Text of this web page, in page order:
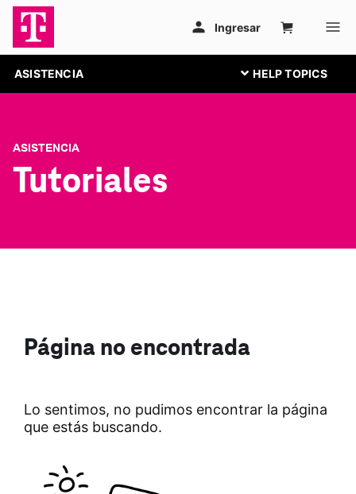
ASISTENCIA
ASISTENCIA
Tutoriales